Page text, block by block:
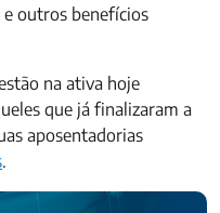
outros benefícios
na ativa hoje
que já finalizaram a
aposentadorias
.